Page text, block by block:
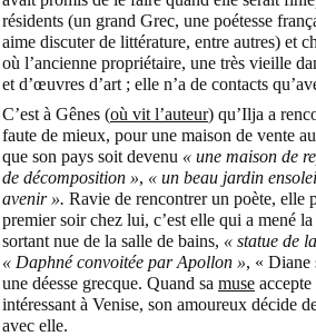
résidents (un grand Grec, une poétesse
aime discuter de littérature, entre autres) et
où l’ancienne propriétaire, une très vieille
et d’œuvres d’art ; elle n’a de contacts
C’est à Gênes (où vit l’auteur) qu’Ilja a
faute de mieux, pour une maison de vente
que son pays soit devenu « une maison de
de décomposition », « un beau jardin
avenir ». Ravie de rencontrer un poète, elle
premier soir chez lui, c’est elle qui a mené la
sortant nue de la salle de bains, « statue de
« Daphné convoitée par Apollon », « Diane
une déesse grecque. Quand sa muse
intéressant à Venise, son amoureux décide
avec elle.